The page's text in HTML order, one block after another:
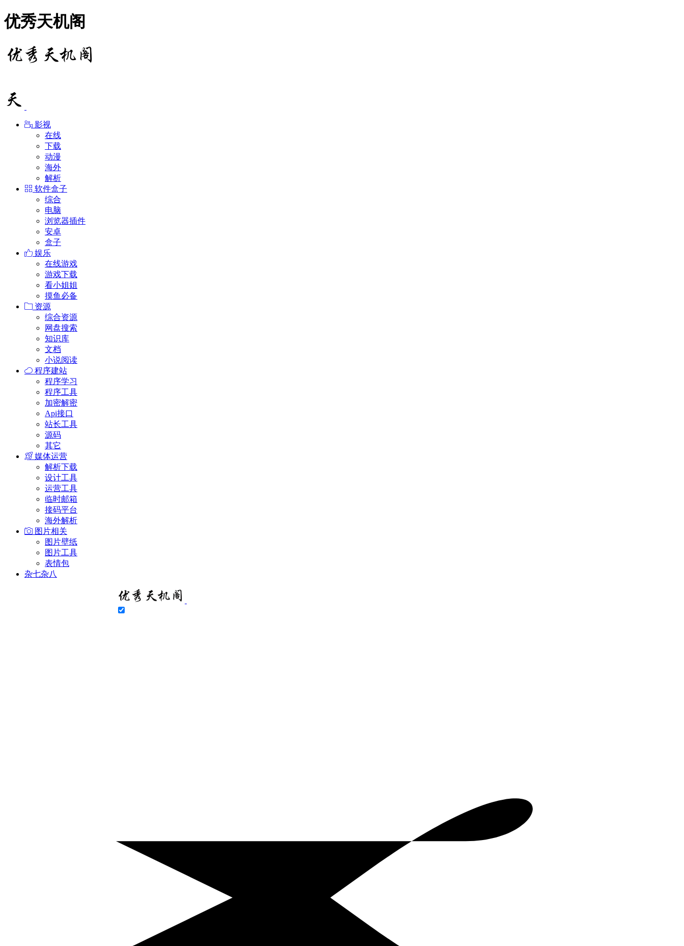
优秀天机阁
影视
在线
下载
动漫
海外
解析
软件盒子
综合
电脑
浏览器插件
安卓
盒子
娱乐
在线游戏
游戏下载
看小姐姐
摸鱼必备
资源
综合资源
网盘搜索
知识库
文档
小说阅读
程序建站
程序学习
程序工具
加密解密
Api接口
站长工具
源码
其它
媒体运营
解析下载
设计工具
运营工具
临时邮箱
接码平台
海外解析
图片相关
图片壁纸
图片工具
表情包
杂七杂八